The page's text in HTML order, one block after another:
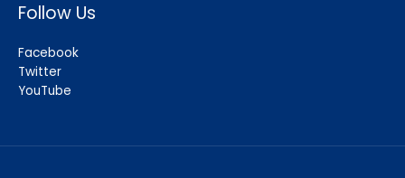
Follow Us
Facebook
Twitter
YouTube